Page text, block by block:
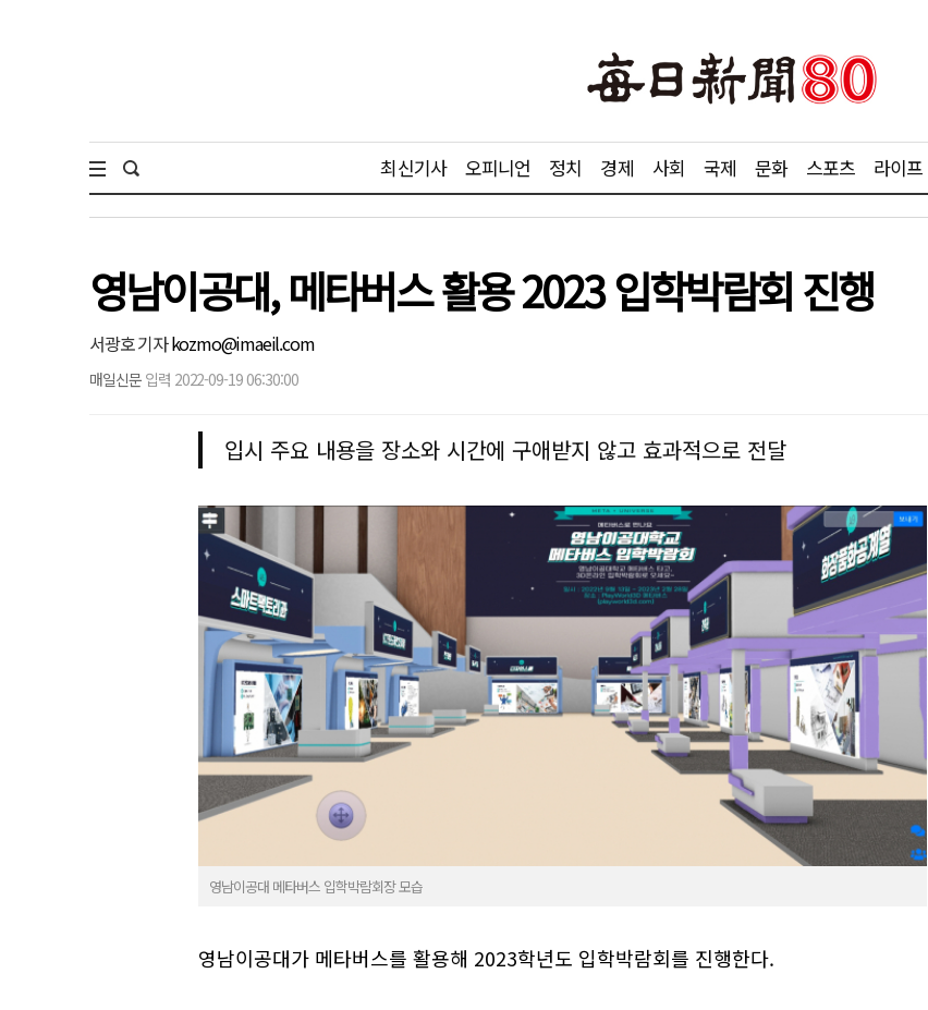
최신기사 오피니언 정치 경제 사회 국제 문화 스포츠 라이프
영남이공대, 메타버스 활용 2023 입학박람회 진행
서광호 기자kozmo@imaeil.com
매일신문 입력 2022-09-19 06:30:00
입시 주요 내용을 장소와 시간에 구애받지 않고 효과적으로 전달
영남이공대 메타버스 입학박람회장 모습
영남이공대가 메타버스를 활용해 2023학년도 입학박람회를 진행한다.